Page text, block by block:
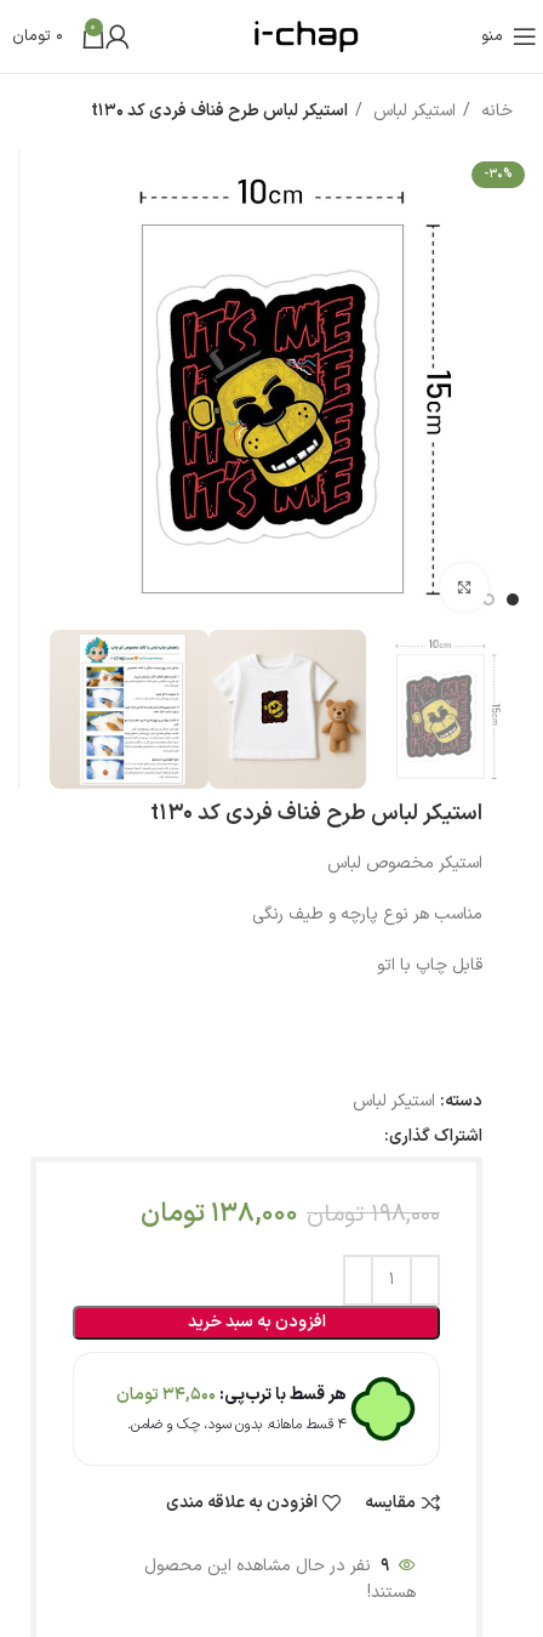
منو 0
0 تومان
خانه استیکر لباس استیکر لباس طرح فناف فردی کد t130
-30%
بزرگنمایی تصویر
استیکر لباس طرح فناف فردی کد t130
استیکر مخصوص لباس
مناسب هر نوع پارچه و طیف رنگی
قابل چاپ با اتو
دسته: استیکر لباس
اشتراک گذاری:
198,000 تومان 138,000تومان
افزودن به سبد خرید
هر قسط با ترب‌پی: 34,500تومان
۴ قسط ماهانه. بدون سود، چک و ضامن.
مقایسه افزودن به علاقه مندی
9 نفر در حال مشاهده این محصول
هستند!